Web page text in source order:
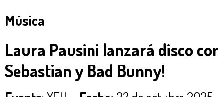
Música
Laura Pausini lanzará disco
Sebastian y Bad Bunny!